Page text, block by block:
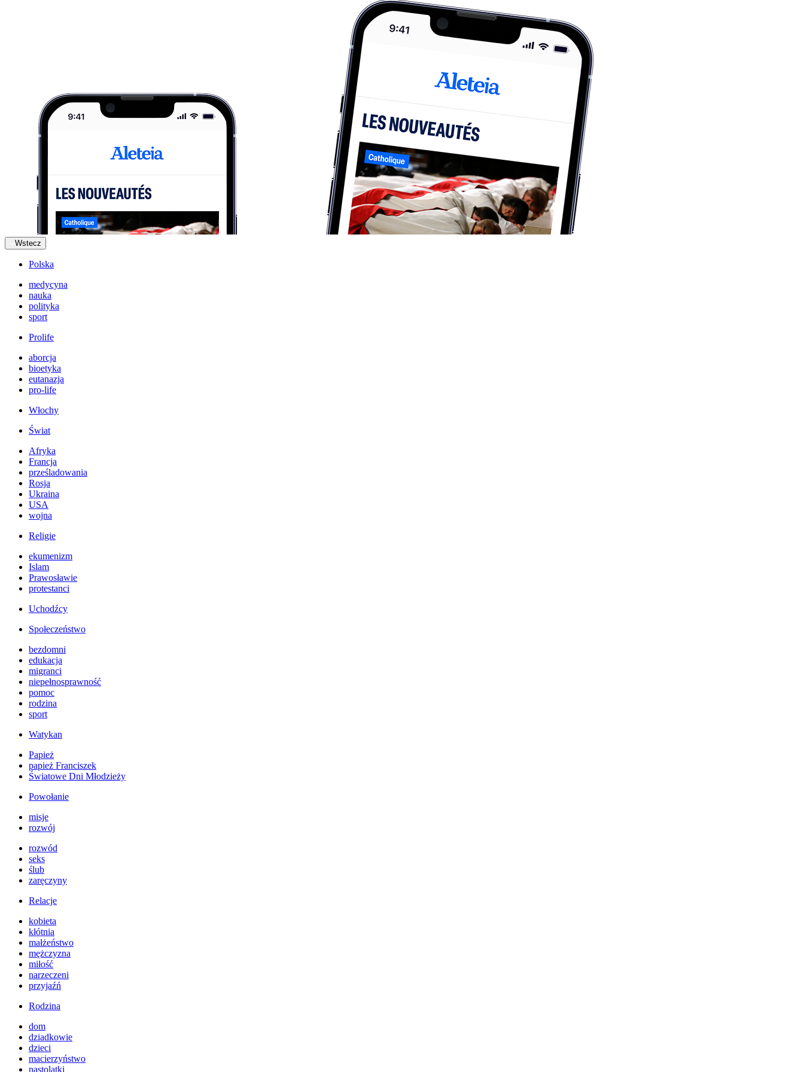
Wstecz
Polska
medycyna
nauka
polityka
sport
Prolife
aborcja
bioetyka
eutanazja
pro-life
Włochy
Świat
Afryka
Francja
prześladowania
Rosja
Ukraina
USA
wojna
Religie
ekumenizm
Islam
Prawosławie
protestanci
Uchodźcy
Społeczeństwo
bezdomni
edukacja
migranci
niepełnosprawność
pomoc
rodzina
sport
Watykan
Papież
papież Franciszek
Światowe Dni Młodzieży
Powołanie
misje
rozwój
rozwód
seks
ślub
zaręczyny
Relacje
kobieta
kłótnia
małżeństwo
mężczyzna
miłość
narzeczeni
przyjaźń
Rodzina
dom
dziadkowie
dzieci
macierzyństwo
nastolatki